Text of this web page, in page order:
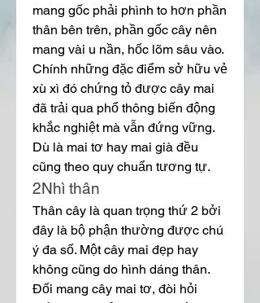
mang gốc phải phình to hơn phần
thân bên trên, phần gốc cây nên
mang vài u nần, hốc lõm sâu vào.
Chính những đặc điểm sở hữu vẻ
xù xì đó chứng tỏ được cây mai
đã trải qua phổ thông biến động
khắc nghiệt mà vẫn đứng vững.
Dù là mai tơ hay mai già đều
cũng theo quy chuẩn tương tự.
2Nhì thân
Thân cây là quan trọng thứ 2 bởi
đây là bộ phận thường được chú
ý đa số. Một cây mai đẹp hay
không cũng do hình dáng thân.
Đối mang cây mai tơ, đòi hỏi